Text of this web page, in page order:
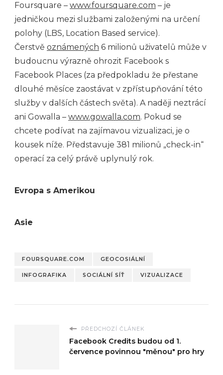
Foursquare – www.foursquare.com – je
jedničkou mezi službami založenými na určení
polohy (LBS, Location Based service).
Čerstvě oznámených 6 milionů uživatelů může v
budoucnu výrazně ohrozit Facebook s
Facebook Places (za předpokladu že přestane
dlouhé měsíce zaostávat v zpřístupňování této
služby v dalších částech světa). A naději neztrácí
ani Gowalla – www.gowalla.com. Pokud se
chcete podívat na zajímavou vizualizaci, je o
kousek níže. Představuje 381 milionů „check-in“
operací za celý právě uplynulý rok.
Evropa s Amerikou
Asie
FOURSQUARE.COM GEOCOSIÁLNÍ
INFOGRAFIKA SOCIÁLNÍ SÍŤ VIZUALIZACE
PŘEDCHOZÍ ČLÁNEK
Facebook Credits budou od 1.
července povinnou "měnou" pro hry